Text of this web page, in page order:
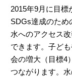
2015年9月に目標
SDGs達成のため
水へのアクセス
できます。子ど
会の増大（目標4
つながります。